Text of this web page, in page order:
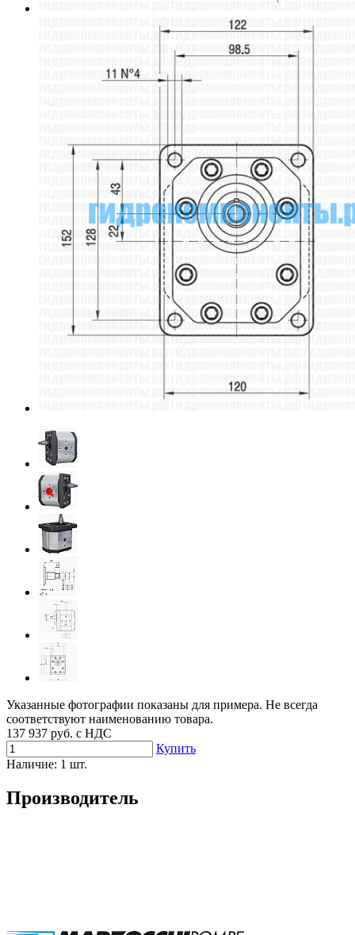
Указанные фотографии показаны для примера. Не всегда
соответствуют наименованию товара.
137 937 руб. с НДС
Купить
Наличие: 1 шт.
Производитель